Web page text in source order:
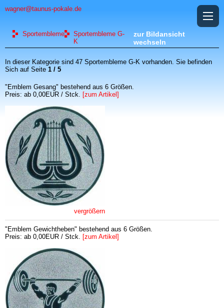
wagner@taunus-pokale.de
Sportembleme
Sportembleme G-
K
zur Bildansicht
wechseln
In dieser Kategorie sind 47 Sportembleme G-K vorhanden. Sie befinden
Sich auf Seite 1 / 5
"Emblem Gesang" bestehend aus 6 Größen.
Preis: ab 0,00EUR / Stck. [zum Artikel]
vergrößern
"Emblem Gewichtheben" bestehend aus 6 Größen.
Preis: ab 0,00EUR / Stck. [zum Artikel]